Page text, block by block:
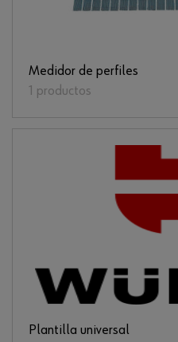
Medidor de perfiles
1 productos
Plantilla universal